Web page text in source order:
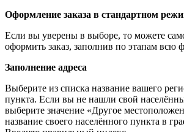
Оформление заказа в стандартном
Если вы уверены в выборе, то можете
оформить заказ, заполнив по этапам всю
Заполнение адреса
Выберите из списка название вашего
пункта. Если вы не нашли свой
выберите значение «Другое
название своего населённого пункта в